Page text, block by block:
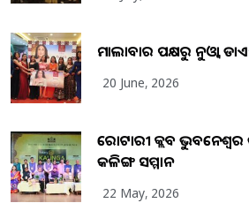
ମାଲାବାର ପକ୍ଷରୁ ନୁଓ୍ବା
20 June, 2026
ରୋଟାରୀ କ୍ଲବ
କଳିଙ୍ଗ ସମ୍ମାନ
22 May, 2026